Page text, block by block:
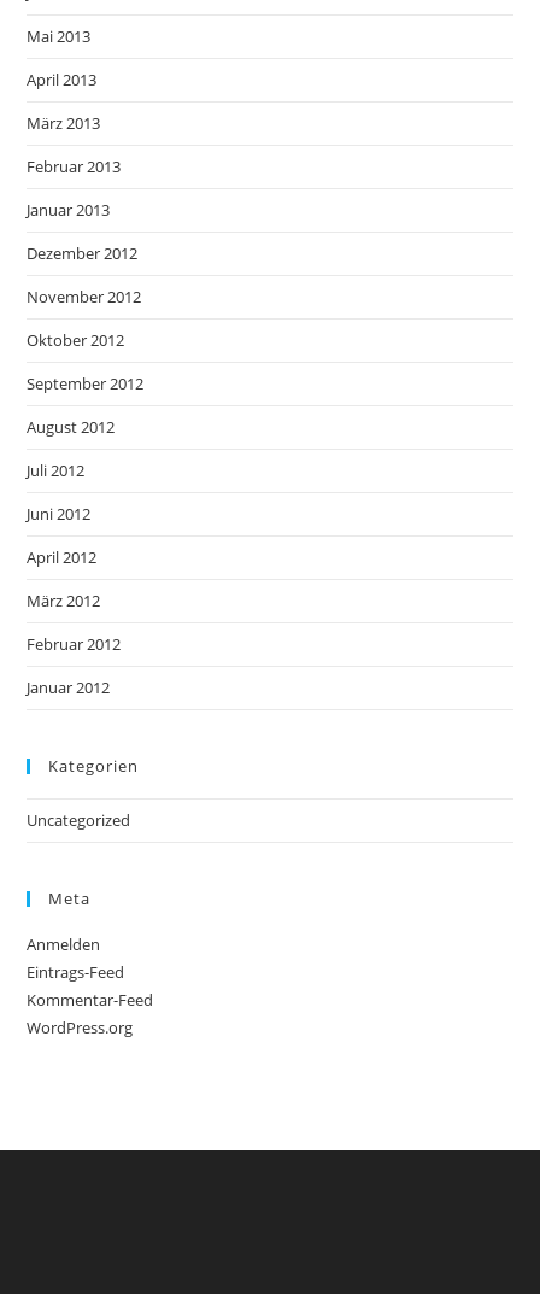
Mai 2013
April 2013
März 2013
Februar 2013
Januar 2013
Dezember 2012
November 2012
Oktober 2012
September 2012
August 2012
Juli 2012
Juni 2012
April 2012
März 2012
Februar 2012
Januar 2012
Kategorien
Uncategorized
Meta
Anmelden
Eintrags-Feed
Kommentar-Feed
WordPress.org